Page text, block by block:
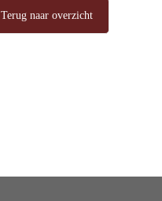
Terug naar overzicht